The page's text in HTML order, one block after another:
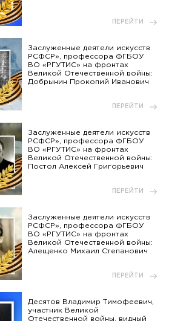
ПЕРЕЙТИ
Заслуженные деятели искусств
РСФСР», профессора ФГБОУ
ВО «РГУТИС» на фронтах
Великой Отечественной войны:
Добрынин Прокопий Иванович
ПЕРЕЙТИ
Заслуженные деятели искусств
РСФСР», профессора ФГБОУ
ВО «РГУТИС» на фронтах
Великой Отечественной войны:
Постол Алексей Григорьевич
ПЕРЕЙТИ
Заслуженные деятели искусств
РСФСР», профессора ФГБОУ
ВО «РГУТИС» на фронтах
Великой Отечественной войны:
Алещенко Михаил Степанович
ПЕРЕЙТИ
Десятов Владимир Тимофеевич,
участник Великой
Отечественной войны, видный